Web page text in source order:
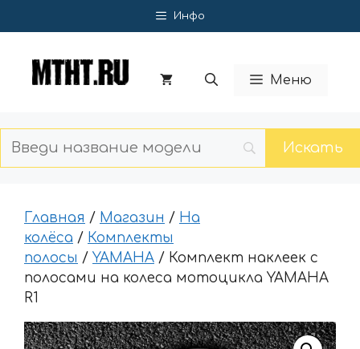
к
Инфо
Меню
Главная / Магазин / На
колёса / Комплекты
полосы / YAMAHA / Комплект наклеек с
полосами на колеса мотоцикла YAMAHA
R1